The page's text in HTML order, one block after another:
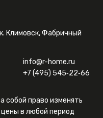
Климовск, Фабричный
info@r-home.ru
+7 (495) 545‑22‑66
собой право изменять
в любой период